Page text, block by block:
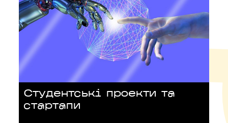
Студентські проекти та
стартапи